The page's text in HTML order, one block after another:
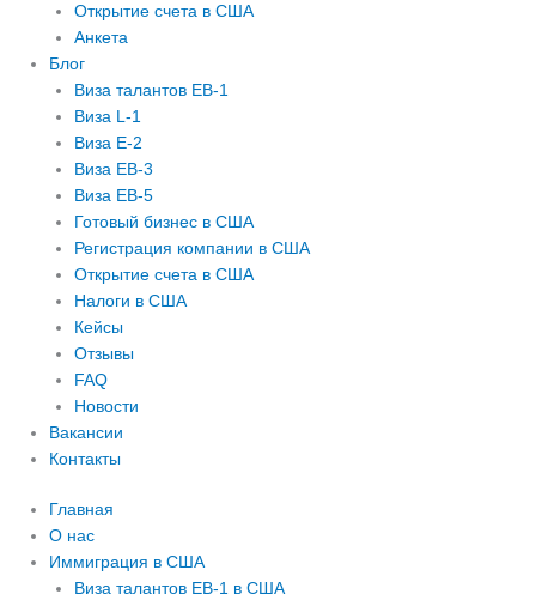
Открытие счета в США
Анкета
Блог
Виза талантов EB-1
Виза L-1
Виза E-2
Виза EB-3
Виза EB-5
Готовый бизнес в США
Регистрация компании в США
Открытие счета в США
Налоги в США
Кейсы
Отзывы
FAQ
Новости
Вакансии
Контакты
Главная
О нас
Иммиграция в США
Виза талантов EB-1 в США